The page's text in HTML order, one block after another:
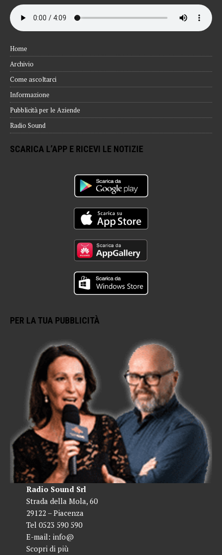
Home
Archivio
Come ascoltarci
Informazione
Pubblicità per le Aziende
Radio Sound
SCARICA L’APP E RICEVI LE NOTIZIE
PER LA TUA PUBBLICITÀ
Radio Sound Srl
Strada della Mola, 60
29122 – Piacenza
Tel 0523 590 590
E-mail: info@
Scopri di più